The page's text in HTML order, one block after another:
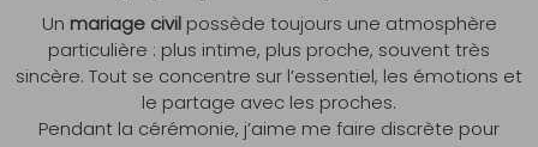
Un mariage civil possède toujours une atmosphère
particulière : plus intime, plus proche, souvent très
sincère. Tout se concentre sur l’essentiel, les émotions et
le partage avec les proches.
Pendant la cérémonie, j’aime me faire discrète pour